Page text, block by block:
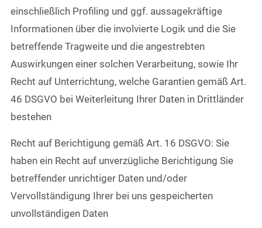
einschließlich Profiling und ggf. aussagekräftige
Informationen über die involvierte Logik und die Sie
betreffende Tragweite und die angestrebten
Auswirkungen einer solchen Verarbeitung, sowie Ihr
Recht auf Unterrichtung, welche Garantien gemäß Art.
46 DSGVO bei Weiterleitung Ihrer Daten in Drittländer
bestehen
Recht auf Berichtigung gemäß Art. 16 DSGVO: Sie
haben ein Recht auf unverzügliche Berichtigung Sie
betreffender unrichtiger Daten und/oder
Vervollständigung Ihrer bei uns gespeicherten
unvollständigen Daten